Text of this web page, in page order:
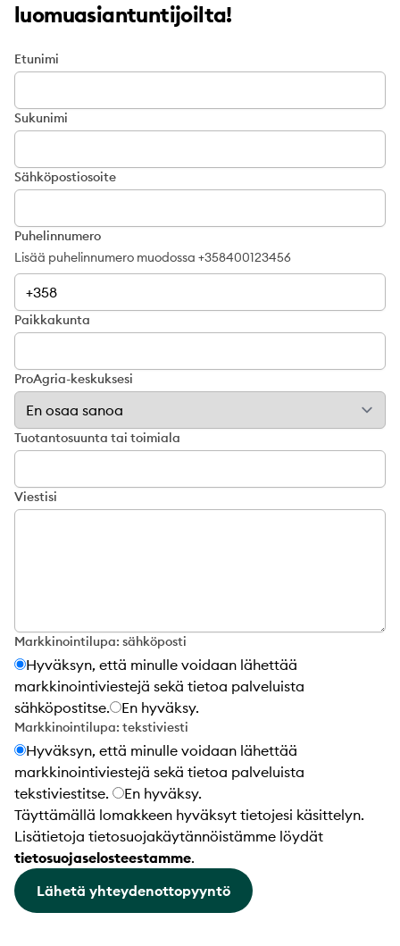
luomuasiantuntijoilta!
Etunimi
Sukunimi
Sähköpostiosoite
Puhelinnumero
Lisää puhelinnumero muodossa +358400123456
Paikkakunta
ProAgria-keskuksesi
Tuotantosuunta tai toimiala
Viestisi
Markkinointilupa: sähköposti
Hyväksyn, että minulle voidaan lähettää
markkinointiviestejä sekä tietoa palveluista
sähköpostitse.
En hyväksy.
Markkinointilupa: tekstiviesti
Hyväksyn, että minulle voidaan lähettää
markkinointiviestejä sekä tietoa palveluista
tekstiviestitse.
En hyväksy.
Täyttämällä lomakkeen hyväksyt tietojesi käsittelyn.
Lisätietoja tietosuojakäytännöistämme löydät
tietosuojaselosteestamme.
Lähetä yhteydenottopyyntö